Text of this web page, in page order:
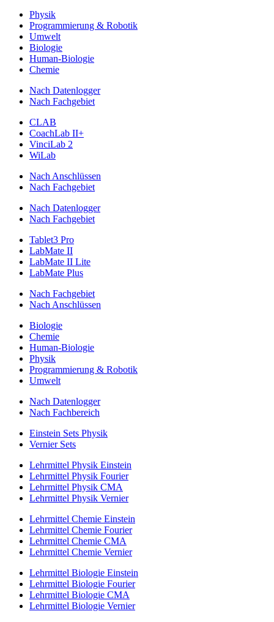
Physik
Programmierung & Robotik
Umwelt
Biologie
Human-Biologie
Chemie
Nach Datenlogger
Nach Fachgebiet
CLAB
CoachLab II+
VinciLab 2
WiLab
Nach Anschlüssen
Nach Fachgebiet
Nach Datenlogger
Nach Fachgebiet
Tablet3 Pro
LabMate II
LabMate II Lite
LabMate Plus
Nach Fachgebiet
Nach Anschlüssen
Biologie
Chemie
Human-Biologie
Physik
Programmierung & Robotik
Umwelt
Nach Datenlogger
Nach Fachbereich
Einstein Sets Physik
Vernier Sets
Lehrmittel Physik Einstein
Lehrmittel Physik Fourier
Lehrmittel Physik CMA
Lehrmittel Physik Vernier
Lehrmittel Chemie Einstein
Lehrmittel Chemie Fourier
Lehrmittel Chemie CMA
Lehrmittel Chemie Vernier
Lehrmittel Biologie Einstein
Lehrmittel Biologie Fourier
Lehrmittel Biologie CMA
Lehrmittel Biologie Vernier